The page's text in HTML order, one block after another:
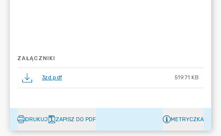
ZAŁĄCZNIKI
3zd.pdf 519.71 KB
DRUKUJ ZAPISZ DO PDF METRYCZKA